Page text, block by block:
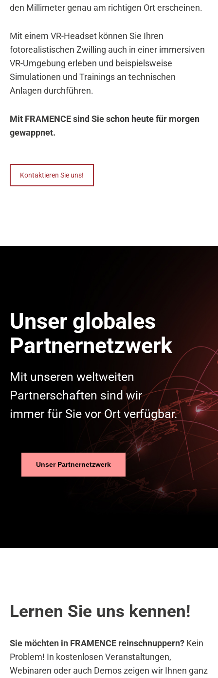
den Millimeter genau am richtigen Ort erscheinen.
Mit einem VR-Headset können Sie Ihren
fotorealistischen Zwilling auch in einer immersiven
VR-Umgebung erleben und beispielsweise
Simulationen und Trainings an technischen
Anlagen durchführen.
Mit FRAMENCE sind Sie schon heute für morgen
gewappnet.
Kontaktieren Sie uns!
Unser globales
Partnernetzwerk
Mit unseren weltweiten
Partnerschaften sind wir
immer für Sie vor Ort verfügbar.
Unser Partnernetzwerk
Lernen Sie uns kennen!
Sie möchten in FRAMENCE reinschnuppern? Kein
Problem! In kostenlosen Veranstaltungen,
Webinaren oder auch Demos zeigen wir Ihnen ganz